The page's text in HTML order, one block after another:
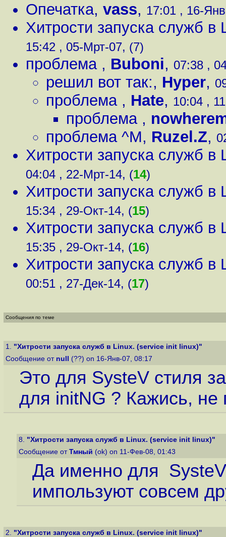
Опечатка, vass, 17:01 , 16-
Хитрости запуска служб
15:42 , 05-Мрт-07, (7)
проблема , Buboni, 07:38 ,
решил вот так:, Hyper,
проблема , Hate, 10:04 ,
проблема ,
проблема ^M, Ruzel.Z,
Хитрости запуска служб
04:04 , 22-Мрт-14, (14)
Хитрости запуска служб
15:34 , 29-Окт-14, (15)
Хитрости запуска служб
15:35 , 29-Окт-14, (16)
Хитрости запуска служб
00:51 , 27-Дек-14, (17)
Сообщения по теме
1. "Хитрости запуска служб в Linux. (service init linux)"
Сообщение от null (??) on 16-Янв-07, 08:17
Это для SysteV стиля
для initNG ? Кажись, не
8. "Хитрости запуска служб в Linux. (service init linux)"
Сообщение от Тмный (ok) on 11-Фев-08, 01:43
Да именно для
импользуют совсем
2. "Хитрости запуска служб в Linux. (service init linux)"